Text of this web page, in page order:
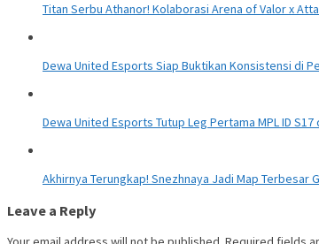
Titan Serbu Athanor! Kolaborasi Arena of Valor x
Dewa United Esports Siap Buktikan Konsistensi di
Dewa United Esports Tutup Leg Pertama MPL ID
Akhirnya Terungkap! Snezhnaya Jadi Map Terbesar
Leave a Reply